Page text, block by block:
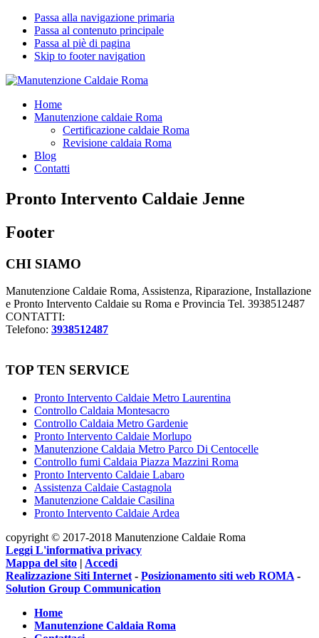
Passa alla navigazione primaria
Passa al contenuto principale
Passa al piè di pagina
Skip to footer navigation
Manutenzione Caldaie Roma
Pronto Intervento Caldaie Roma
Home
Manutenzione caldaie Roma
Certificazione caldaie Roma
Revisione caldaia Roma
Blog
Contatti
Pronto Intervento Caldaie Jenne
Footer
CHI SIAMO
Manutenzione Caldaie Roma, Assistenza, Riparazione, Installazione
e Pronto Intervento Caldaie su Roma e Provincia Tel. 3938512487
CONTATTI:
Telefono: 3938512487
TOP TEN SERVICE
Pronto Intervento Caldaie Metro Laurentina
Controllo Caldaia Montesacro
Controllo Caldaia Metro Gardenie
Pronto Intervento Caldaie Morlupo
Manutenzione Caldaia Metro Parco Di Centocelle
Controllo fumi Caldaia Piazza Mazzini Roma
Pronto Intervento Caldaie Labaro
Assistenza Caldaie Castagnola
Manutenzione Caldaie Casilina
Pronto Intervento Caldaie Ardea
copyright © 2017-2018 Manutenzione Caldaie Roma
Leggi L'informativa privacy
Mappa del sito | Accedi
Realizzazione Siti Internet - Posizionamento siti web ROMA -
Solution Group Communication
Home
Manutenzione Caldaia Roma